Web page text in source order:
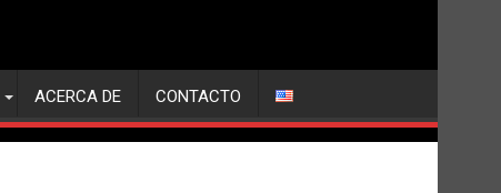
ACERCA DE CONTACTO